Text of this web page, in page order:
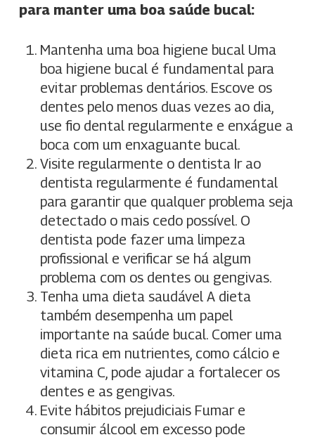
para manter uma boa saúde bucal:
Mantenha uma boa higiene bucal Uma
boa higiene bucal é fundamental para
evitar problemas dentários. Escove os
dentes pelo menos duas vezes ao dia,
use fio dental regularmente e enxágue a
boca com um enxaguante bucal.
Visite regularmente o dentista Ir ao
dentista regularmente é fundamental
para garantir que qualquer problema seja
detectado o mais cedo possível. O
dentista pode fazer uma limpeza
profissional e verificar se há algum
problema com os dentes ou gengivas.
Tenha uma dieta saudável A dieta
também desempenha um papel
importante na saúde bucal. Comer uma
dieta rica em nutrientes, como cálcio e
vitamina C, pode ajudar a fortalecer os
dentes e as gengivas.
Evite hábitos prejudiciais Fumar e
consumir álcool em excesso pode